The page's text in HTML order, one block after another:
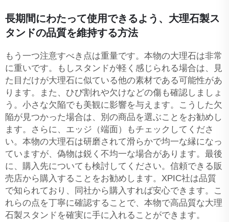
長期間にわたって使用できるよう、大理石製ス
タンドの品質を維持する方法
もう一つ注意すべき点は重量です。本物の大理石は非常
に重いです。もしスタンドが軽く感じられる場合は、見
た目だけが大理石に似ている他の素材である可能性があ
ります。また、ひび割れや欠けなどの傷も確認しましょ
う。小さな欠陥でも美観に影響を与えます。こうした欠
陥が見つかった場合は、別の商品を選ぶことをお勧めし
ます。さらに、エッジ（端面）もチェックしてくださ
い。本物の大理石は研磨されて滑らかで均一な縁になっ
ていますが、偽物は鋭く不均一な場合があります。最後
に、購入先についても検討してください。信頼できる販
売店から購入することをお勧めします。XPIC社は品質
で知られており、同社から購入すれば安心できます。こ
れらの点を丁寧に確認することで、本物で高品質な大理
石製スタンドを確実に手に入れることができます。